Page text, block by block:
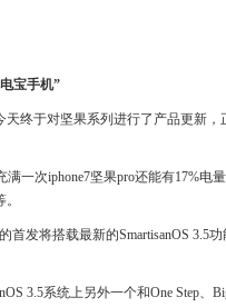
宝手机”
终于对坚果系列进行了产品更新，
一次iphone7坚果pro还能有17%电
首发将搭载最新的SmartisanOS 3.5
3.5系统上另外一个和One Step、